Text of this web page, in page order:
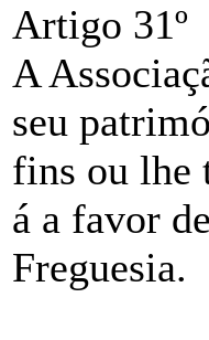
Artigo 31º
A
seu
fins ou lhe
á a favor
Freguesia.